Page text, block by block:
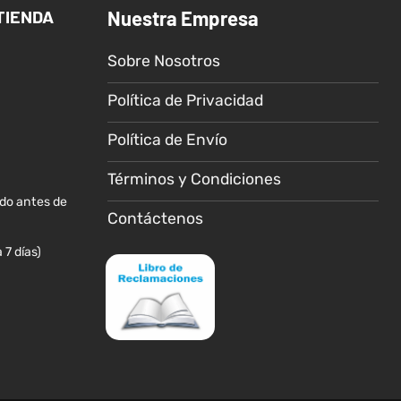
antes de
días)
Nuestra Empresa
Sobre Nosotros
Política de Privacidad
Política de Envío
Términos y Condiciones
Contáctenos